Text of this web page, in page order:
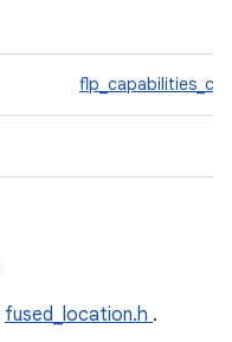
flp_capabilities_cb
fused_location.h .